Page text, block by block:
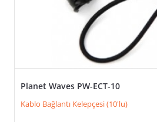
Planet Waves PW-ECT-10
Kablo Bağlantı Kelepçesi (10'lu)